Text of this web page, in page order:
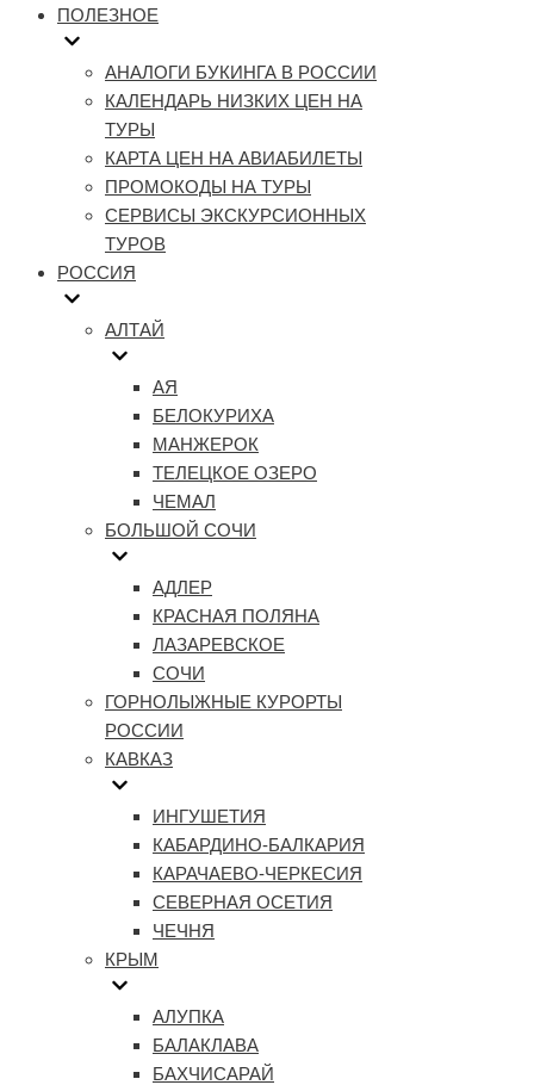
ПОЛЕЗНОЕ
АНАЛОГИ БУКИНГА В РОССИИ
КАЛЕНДАРЬ НИЗКИХ ЦЕН НА
ТУРЫ
КАРТА ЦЕН НА АВИАБИЛЕТЫ
ПРОМОКОДЫ НА ТУРЫ
СЕРВИСЫ ЭКСКУРСИОННЫХ
ТУРОВ
РОССИЯ
АЛТАЙ
АЯ
БЕЛОКУРИХА
МАНЖЕРОК
ТЕЛЕЦКОЕ ОЗЕРО
ЧЕМАЛ
БОЛЬШОЙ СОЧИ
АДЛЕР
КРАСНАЯ ПОЛЯНА
ЛАЗАРЕВСКОЕ
СОЧИ
ГОРНОЛЫЖНЫЕ КУРОРТЫ
РОССИИ
КАВКАЗ
ИНГУШЕТИЯ
КАБАРДИНО-БАЛКАРИЯ
КАРАЧАЕВО-ЧЕРКЕСИЯ
СЕВЕРНАЯ ОСЕТИЯ
ЧЕЧНЯ
КРЫМ
АЛУПКА
БАЛАКЛАВА
БАХЧИСАРАЙ